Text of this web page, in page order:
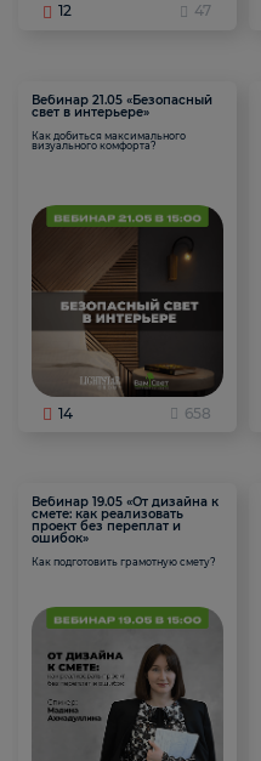
12 47
Вебинар 21.05 «Безопасный
свет в интерьере»
Как добиться максимального
визуального комфорта?
14 658
Вебинар 19.05 «От дизайна к
смете: как реализовать
проект без переплат и
ошибок»
Как подготовить грамотную смету?